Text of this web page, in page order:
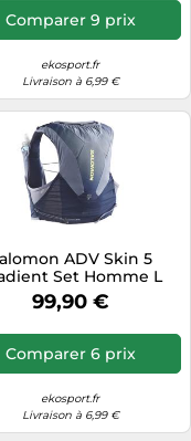
Comparer 9 prix
ekosport.fr
Livraison à 6,99 €
ADV Skin 5
Set Homme L
99,90 €
Comparer 6 prix
ekosport.fr
Livraison à 6,99 €